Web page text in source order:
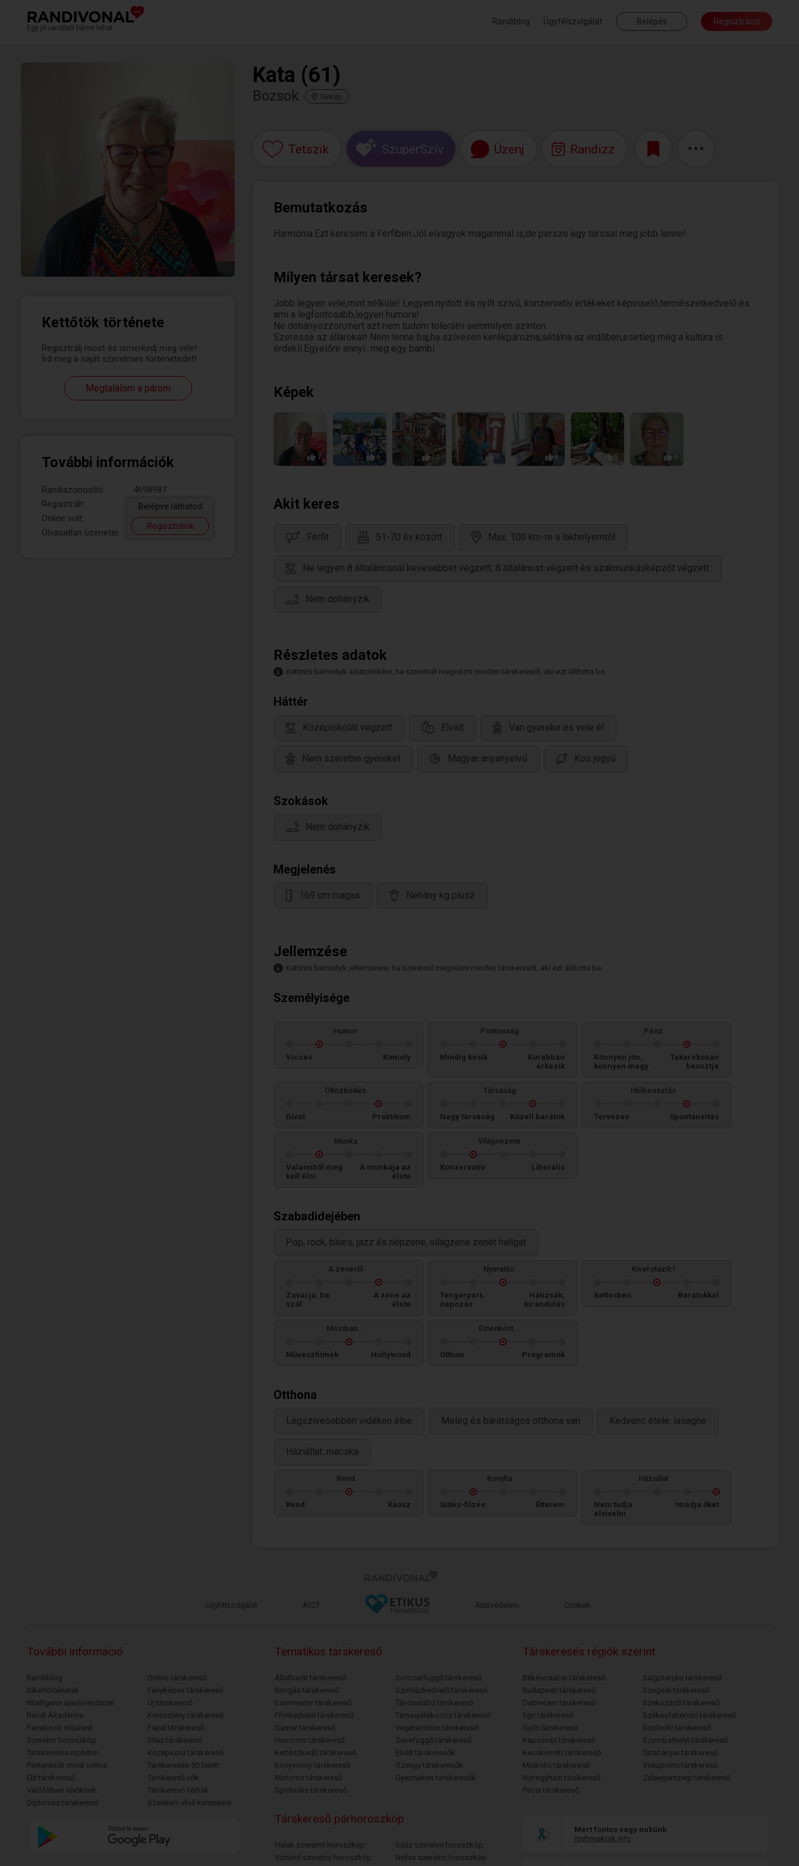
Egy jó randiból bármi lehet.
Randiblog Ügyfélszolgálat Belépés Regisztráció
Kettőtök története
Regisztrálj most és ismerkedj meg vele!
Írd meg a saját szerelmes történetedet!
Megtalálom a párom
További információk
Randiazonosító:
4698987
Regisztrált:
Online volt:
Olvasatlan üzenetei:
Belépve láthatod
Regisztrálok
Kata (61)
Bozsok Térkép
Tetszik SzuperSzív Üzenj Randizz
Bemutatkozás
Harmónia.Ezt keresem a Férfiben.Jól elvagyok magammal is,de persze egy társsal még jobb lenne!
Milyen társat keresek?
Jobb legyen vele,mint nélküle! Legyen nyitott és nyílt szívű, konzervatív értékeket képviselő,természetkedvelő és
ami a legfontosabb,legyen humora!
Ne dohányozzon,mert azt nem tudom tolerálni semmilyen szinten.
Szeresse az állarokat! Nem lenne baj,ha szívesen kerékpározna,sétálna az erdőben,esetleg még a kultúra is
érdekli.Egyelőre ennyi...meg egy bambi
Képek
7 6 10 7 6 5 6
Akit keres
Férfit 51-70 év között Max. 100 km-re a lakhelyemtől
Ne legyen 8 általánosnál kevesebbet végzett, 8 általánost végzett és szakmunkásképzőt végzett
Nem dohányzik
Részletes adatok
Kattints bármelyik adatcímkére, ha szeretnél megnézni minden társkeresőt, aki ezt állította be.
Háttér
Középiskolát végzett Elvált Van gyereke és vele él
Nem szeretne gyereket Magyar anyanyelvű Kos jegyű
Szokások
Nem dohányzik
Megjelenés
169 cm magas Néhány kg plusz
Jellemzése
Kattints bármelyik jellemzésre, ha szeretnél megnézni minden társkeresőt, aki ezt állította be.
Személyisége
Humor
Vicces Komoly
Pontosság
Mindig késik
Korábban
érkezik
Pénz
Könnyen jön,
könnyen megy
Takarékosan
beosztja
Öltözködés
Divat Praktikum
Társaság
Nagy társaság Közeli barátok
Időbeosztás
Tervezés Spontaneitás
Munka
Valamiből meg
kell élni
A munkája az
élete
Világnézete
Konzervatív Liberális
Szabadidejében
Pop, rock, blues, jazz és népzene, világzene zenét hallgat
A zenéről
Zavarja, ha
szól
A zene az
élete
Nyaralás:
Tengerpart,
napozás
Hátizsák,
kirándulás
Kivel utazik?
Kettesben Barátokkal
Moziban...
Művészfilmek Hollywood
Esténként...
Otthon Programok
Otthona
Legszívesebben vidéken élne Meleg és barátságos otthona van Kedvenc étele: lasagne
Háziállat: macska
Rend
Rend Káosz
Konyha
Sütés-főzés Étterem
Háziállat
Nem tudja
elviselni
Imádja őket
Ügyfélszolgálat ÁSZF Adatvédelem Cookiek
További információ
Randiblog
Sikertörténetek
Intelligens ajánlórendszer
Randi Akadémia
Facebook oldalunk
Szerelmi horoszkóp
Társkeresés mobilon
Párkeresők most online
Elit társkereső
Válófélben lévőknek
Diplomás társkereső
Online társkereső
Fényképes társkereső
Új társkereső
Keresztény társkereső
Fiatal társkereső
30as társkereső
Középkorú társkereső
Társkeresés 50 felett
Társkereső nők
Társkereső férfiak
Szerelem első keresésre
Tematikus társkereső
Állatbarát társkereső
Bringás társkereső
Ezermester társkereső
Filmkedvelő társkereső
Gamer társkereső
Humoros társkereső
Kertészkedő társkereső
Könyvmoly társkereső
Motoros társkereső
Spirituális társkereső
Sorozatfüggő társkereső
Színházkedvelő társkereső
Táncoslábú társkereső
Társasjátékozós társkereső
Vegetáriánus társkereső
Zenefüggő társkereső
Elvált társkeresők
Özvegy társkeresők
Gyermekes társkeresők
Társkeresés régiók szerint
Békéscsabai társkereső
Budapesti társkereső
Debreceni társkereső
Egri társkereső
Győri társkereső
Kaposvári társkereső
Kecskeméti társkereső
Miskolci társkereső
Nyíregyházi társkereső
Pécsi társkereső
Salgótarjáni társkereső
Szegedi társkereső
Szekszárdi társkereső
Székesfehérvári társkereső
Szolnoki társkereső
Szombathelyi társkereső
Tatabányai társkereső
Veszprémi társkereső
Zalaegerszegi társkereső
Társkereső párhoroszkóp
Halak szerelmi horoszkóp
Vízöntő szerelmi horoszkóp
Szűz szerelmi horoszkóp
Nyilas szerelmi horoszkóp
Mert fontos vagy nekünk
mehnyakrak.info